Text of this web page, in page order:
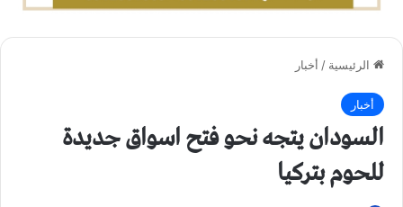
الرئيسية / أخبار
أخبار
السودان يتجه نحو فتح اسواق جديدة
للحوم بتركيا